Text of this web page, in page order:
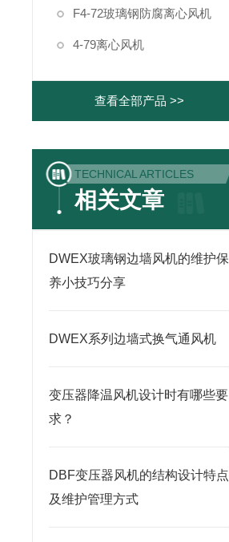
F4-72玻璃钢防腐离心风机
4-79离心风机
查看全部产品 >>
TECHNICAL ARTICLES
相关文章
DWEX玻璃钢边墙风机的维护保
养小技巧分享
DWEX系列边墙式换气通风机
变压器降温风机设计时有哪些要
求？
DBF变压器风机的结构设计特点
及维护管理方式